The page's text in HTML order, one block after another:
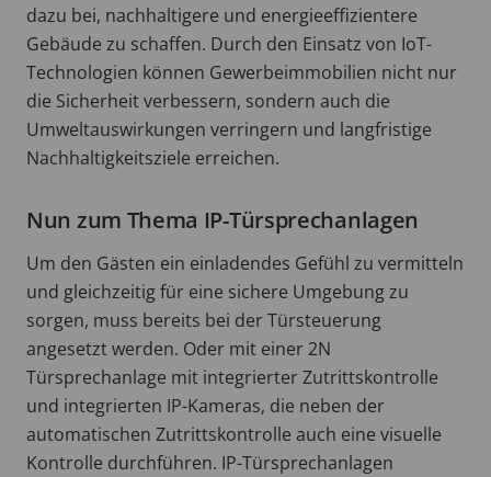
dazu bei, nachhaltigere und energieeffizientere
Gebäude zu schaffen. Durch den Einsatz von IoT-
Technologien können Gewerbeimmobilien nicht nur
die Sicherheit verbessern, sondern auch die
Umweltauswirkungen verringern und langfristige
Nachhaltigkeitsziele erreichen.
Nun zum Thema IP-Türsprechanlagen
Um den Gästen ein einladendes Gefühl zu vermitteln
und gleichzeitig für eine sichere Umgebung zu
sorgen, muss bereits bei der Türsteuerung
angesetzt werden. Oder mit einer 2N
Türsprechanlage mit integrierter Zutrittskontrolle
und integrierten IP-Kameras, die neben der
automatischen Zutrittskontrolle auch eine visuelle
Kontrolle durchführen. IP-Türsprechanlagen